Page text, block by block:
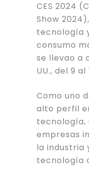
CES 2024
Show
tecnología
consumo
se llevao a
UU., del 9
Como uno
alto perfil
tecnología,
empresas
la industria
tecnología